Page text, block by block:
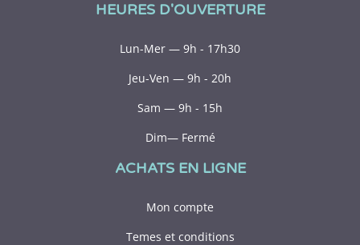
HEURES D'OUVERTURE
Lun-Mer — 9h - 17h30
Jeu-Ven — 9h - 20h
Sam — 9h - 15h
Dim— Fermé
ACHATS EN LIGNE
Mon compte
Temes et conditions